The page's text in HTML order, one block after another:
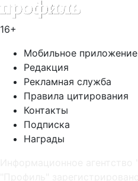
16+
Мобильное приложение
Редакция
Рекламная служба
Правила цитирования
Контакты
Подписка
Награды